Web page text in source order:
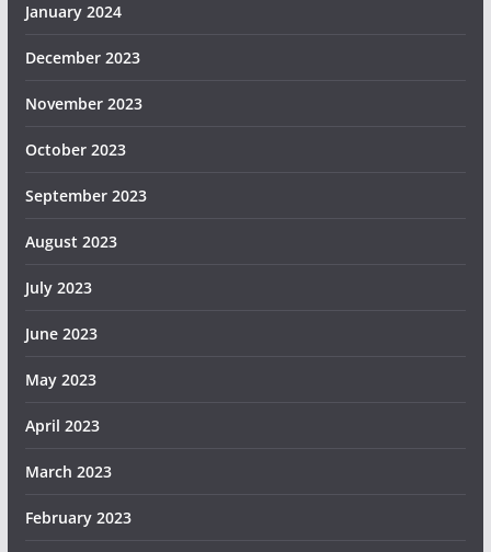
January 2024
December 2023
November 2023
October 2023
September 2023
August 2023
July 2023
June 2023
May 2023
April 2023
March 2023
February 2023